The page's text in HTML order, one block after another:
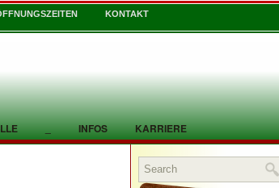
KONTAKT
_ INFOS KARRIERE